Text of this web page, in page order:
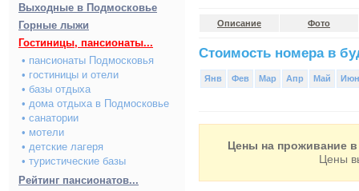
Выходные в Подмосковье
Горные лыжи
Гостиницы, пансионаты...
• пансионаты Подмосковья
• гостиницы и отели
• базы отдыха
• дома отдыха в Подмосковье
• санатории
• мотели
• детские лагеря
• туристические базы
Рейтинг пансионатов...
Описание Фото
Стоимость номера в
Янв Фев Мар Апр Май Июн
Цены на проживание в
Цены